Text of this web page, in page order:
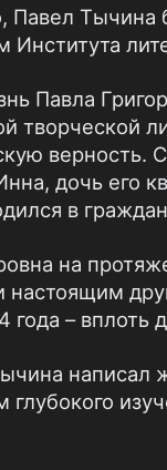
Павел
Института
Павла
творческой
верность.
дочь его
в
на
года – вплоть
написал
глубокого